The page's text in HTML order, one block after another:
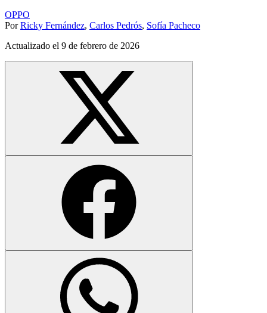
OPPO
Por Ricky Fernández, Carlos Pedrós, Sofía Pacheco
Actualizado el 9 de febrero de 2026